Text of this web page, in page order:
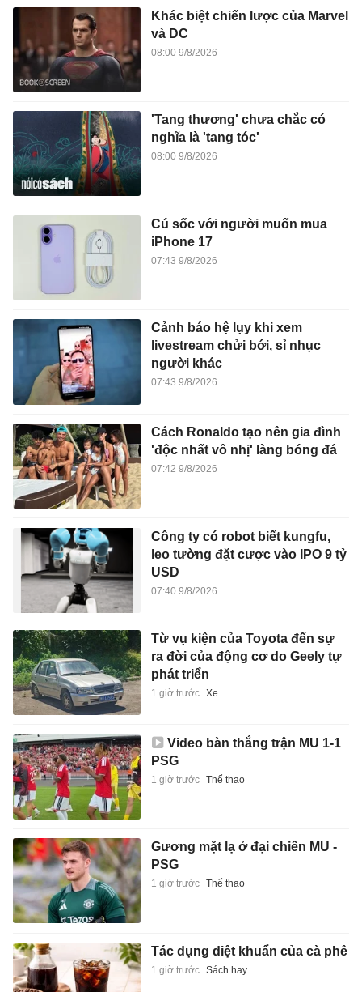
Khác biệt chiến lược của Marvel
và DC
08:00 9/8/2026
'Tang thương' chưa chắc có
nghĩa là 'tang tóc'
08:00 9/8/2026
Cú sốc với người muốn mua
iPhone 17
07:43 9/8/2026
Cảnh báo hệ lụy khi xem
livestream chửi bới, sỉ nhục
người khác
07:43 9/8/2026
Cách Ronaldo tạo nên gia đình
'độc nhất vô nhị' làng bóng đá
07:42 9/8/2026
Công ty có robot biết kungfu,
leo tường đặt cược vào IPO 9 tỷ
USD
07:40 9/8/2026
Từ vụ kiện của Toyota đến sự
ra đời của động cơ do Geely tự
phát triển
1 giờ trước Xe
Video bàn thắng trận MU 1-1
PSG
1 giờ trước Thể thao
Gương mặt lạ ở đại chiến MU -
PSG
1 giờ trước Thể thao
Tác dụng diệt khuẩn của cà phê
1 giờ trước Sách hay